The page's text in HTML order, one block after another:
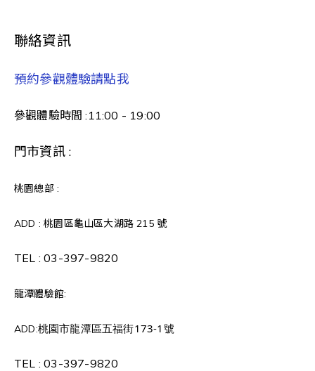
聯絡資訊
預約參觀體驗請點我
參觀體驗時間 :11:00 - 19:00
門市資訊 :
桃園總部 :
ADD : 桃園區龜山區大湖路 215 號
TEL :03-397-9820
龍潭體驗館:
ADD:桃園市龍潭區五福街173-1號
TEL :03-397-9820